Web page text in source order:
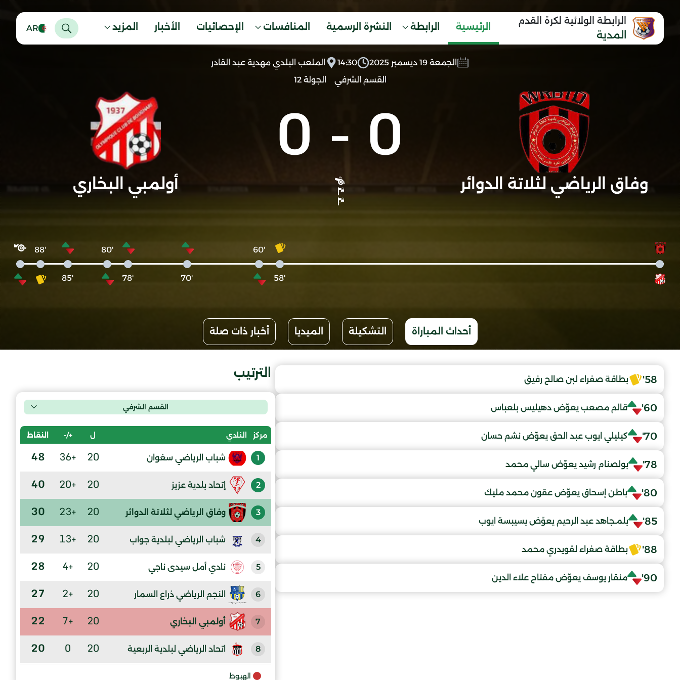
الرابطة الولائية لكرة القدم
المدية
الرئيسية الرابطة النشرة الرسمية المنافسات الإحصائيات الأخبار المزيد AR
الجمعة 19 ديسمبر 2025 14:30
الملعب البلدي مهدية عبد القادر
القسم الشرفي
الجولة 12
وفاق الرياضي لثلاتة الدوائر
0
-
0
أولمبي البخاري
'58
'60
'70
'78
'80
'85
'88
أحداث المباراة التشكيلة الميديا أخبار ذات صلة
58' بطاقة صفراء لبن صالح رفيق
60' قالم مصعب يعوّض دهيليس بلعباس
70' كيليلي ايوب عبد الحق يعوّض نشم حسان
78' بولصنام رشيد يعوّض سالي محمد
80' باطن إسحاق يعوّض عقون محمد مليك
85' بلمـجاهد عبد الرحيم يعوّض بسيبسة ايوب
88' بطاقة صفراء لقويدري محمد
90' منقار يوسف يعوّض مفتاح علاء الدين
الترتيب
القسم الشرفي
مركز النادي ل +/- النقاط
1 شباب الرياضي سغوان 20
+36
48
2 إتحاد بلدية عزيز 20
+20
40
3 وفاق الرياضي لثلاتة الدوائر 20
+23
30
4 شباب الرياضي لبلدية جواب 20
+13
29
5 نادي أمل سيدى ناجي 20
+4
28
6 النجم الرياضي ذراع السمار 20
+2
27
7 أولمبي البخاري 20
+7
22
8 اتحاد الرياضي لبلدية الربعية 20
0
20
9 الهبوط